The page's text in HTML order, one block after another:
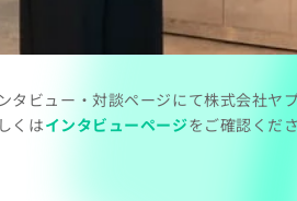
タビュー・対談ページにて株式会社ヤ
くはインタビューページをご確認くださ